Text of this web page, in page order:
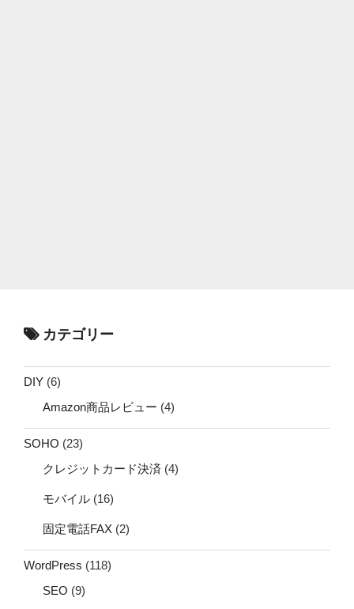
カテゴリー
DIY (6)
Amazon商品レビュー (4)
SOHO (23)
クレジットカード決済 (4)
モバイル (16)
固定電話FAX (2)
WordPress (118)
SEO (9)